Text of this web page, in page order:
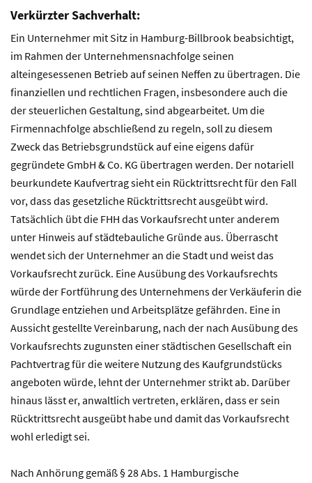
Verkürzter Sachverhalt:
Ein Unternehmer mit Sitz in Hamburg-Billbrook beabsichtigt,
im Rahmen der Unternehmensnachfolge seinen
alteingesessenen Betrieb auf seinen Neffen zu übertragen. Die
finanziellen und rechtlichen Fragen, insbesondere auch die
der steuerlichen Gestaltung, sind abgearbeitet. Um die
Firmennachfolge abschließend zu regeln, soll zu diesem
Zweck das Betriebsgrundstück auf eine eigens dafür
gegründete GmbH & Co. KG übertragen werden. Der notariell
beurkundete Kaufvertrag sieht ein Rücktrittsrecht für den Fall
vor, dass das gesetzliche Rücktrittsrecht ausgeübt wird.
Tatsächlich übt die FHH das Vorkaufsrecht unter anderem
unter Hinweis auf städtebauliche Gründe aus. Überrascht
wendet sich der Unternehmer an die Stadt und weist das
Vorkaufsrecht zurück. Eine Ausübung des Vorkaufsrechts
würde der Fortführung des Unternehmens der Verkäuferin die
Grundlage entziehen und Arbeitsplätze gefährden. Eine in
Aussicht gestellte Vereinbarung, nach der nach Ausübung des
Vorkaufsrechts zugunsten einer städtischen Gesellschaft ein
Pachtvertrag für die weitere Nutzung des Kaufgrundstücks
angeboten würde, lehnt der Unternehmer strikt ab. Darüber
hinaus lässt er, anwaltlich vertreten, erklären, dass er sein
Rücktrittsrecht ausgeübt habe und damit das Vorkaufsrecht
wohl erledigt sei.
Nach Anhörung gemäß § 28 Abs. 1 Hamburgische